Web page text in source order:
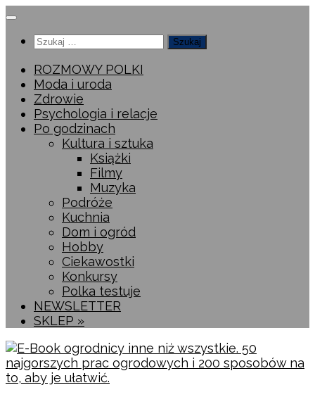
Przeskocz
treściSzukaj:
ROZMOWY POLKI
Moda i uroda
Zdrowie
Psychologia i relacje
Po godzinach
Kultura i sztuka
Książki
Filmy
Muzyka
Podróże
Kuchnia
Dom i ogród
Hobby
Ciekawostki
Konkursy
Polka testuje
NEWSLETTER
SKLEP »